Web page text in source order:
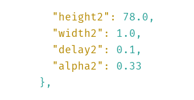
"height2": 78.0 ,
"width2":
1.0 ,
"delay2":
0.1 ,
"alpha2":
0.33
},